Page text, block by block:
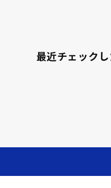
最近チェック